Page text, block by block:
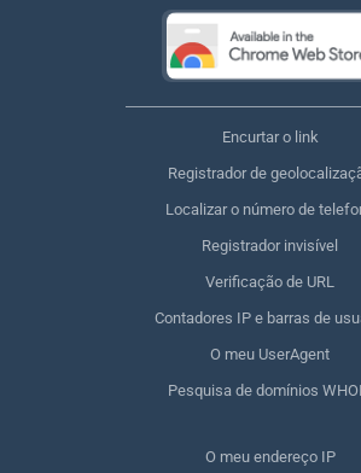
Encurtar o link
Registrador de
Localizar o número de
Registrador invisível
Verificação de URL
Contadores IP e barras de
O meu UserAgent
Pesquisa de domínios
O meu endereço IP